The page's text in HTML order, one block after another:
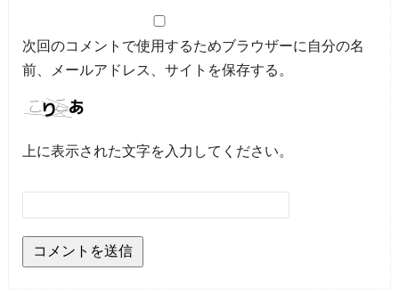
次回のコメントで使用するためブラウザーに自分の名
前、メールアドレス、サイトを保存する。
上に表示された文字を入力してください。